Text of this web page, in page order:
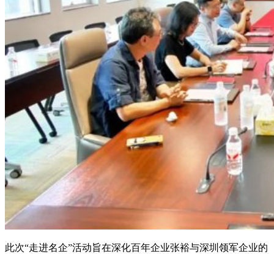
此次“走进名企”活动旨在深化百年企业张裕与深圳领军企业的